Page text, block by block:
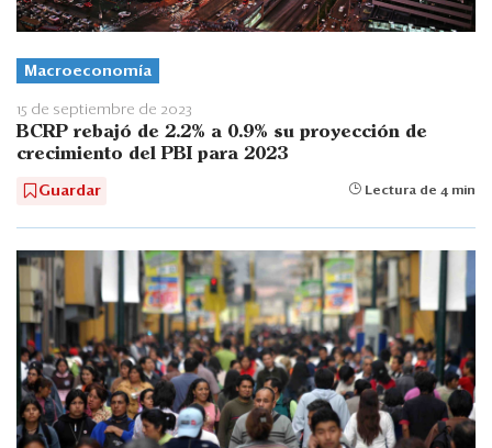
Macroeconomía
15 de septiembre de 2023
BCRP rebajó de 2.2% a 0.9% su proyección de
crecimiento del PBI para 2023
Guardar Lectura de 4 min